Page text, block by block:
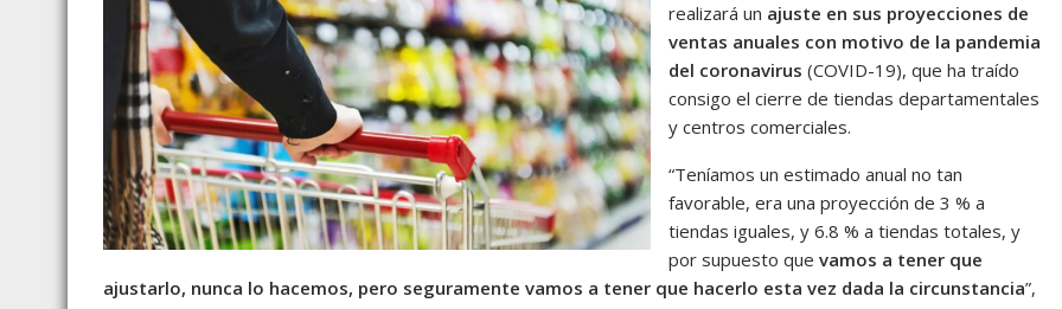
realizará un ajuste en sus proyecciones de
ventas anuales con motivo de la pandemia
del coronavirus (COVID-19), que ha traído
consigo el cierre de tiendas departamentales
y centros comerciales.
“Teníamos un estimado anual no tan
favorable, era una proyección de 3 % a
tiendas iguales, y 6.8 % a tiendas totales, y
por supuesto quevamos a tener que
ajustarlo, nunca lo hacemos, pero seguramente vamos a tener que hacerlo esta vez dada la circunstancia”,